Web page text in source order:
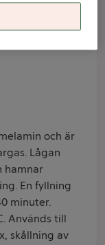
och är
Lågan
hamnar
En fyllning
minuter.
Används till
skållning av